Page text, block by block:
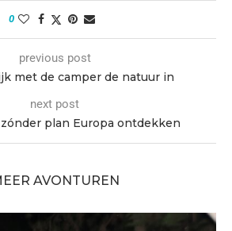
0
previous post
met de camper de natuur in
next post
plan Europa ontdekken
AVONTUREN